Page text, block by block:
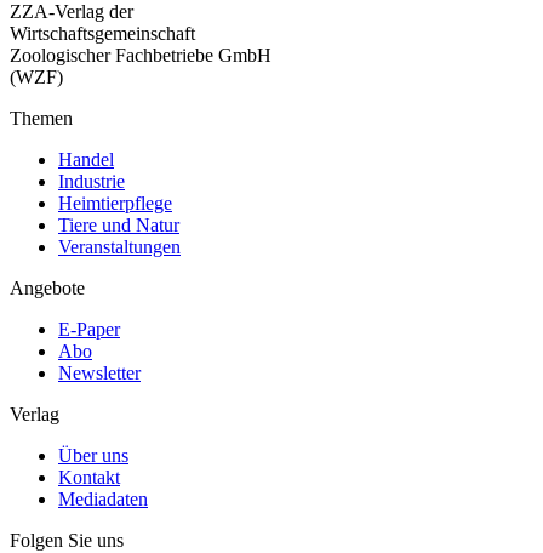
ZZA-Verlag der
Wirtschaftsgemeinschaft
Zoologischer Fachbetriebe GmbH
(WZF)
Themen
Handel
Industrie
Heimtierpflege
Tiere und Natur
Veranstaltungen
Angebote
E-Paper
Abo
Newsletter
Verlag
Über uns
Kontakt
Mediadaten
Folgen Sie uns